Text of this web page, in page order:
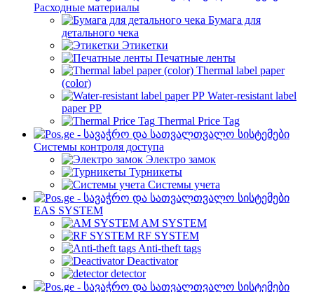
Расходные материалы
Бумага для
детального чека
Этикетки
Печатные ленты
Thermal label paper
(color)
Water-resistant label
paper PP
Thermal Price Tag
Системы контроля доступа
Электро замок
Турникеты
Cистемы учета
EAS SYSTEM
AM SYSTEM
RF SYSTEM
Anti-theft tags
Deactivator
detector